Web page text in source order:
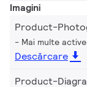
Imagini
Product-
Mai multe active
Descărcare
Product-